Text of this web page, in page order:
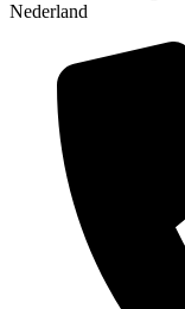
Nederland